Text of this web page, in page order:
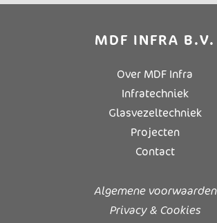
MDF INFRA B.V.
Over MDF Infra
Infratechniek
Glasvezeltechniek
Projecten
Contact
Algemene voorwaarden
Privacy & Cookies